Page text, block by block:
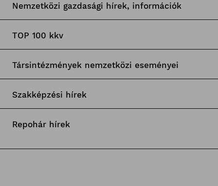
Nemzetközi gazdasági hírek, információk
TOP 100 kkv
Társintézmények nemzetközi eseményei
Szakképzési hírek
Repohár hírek